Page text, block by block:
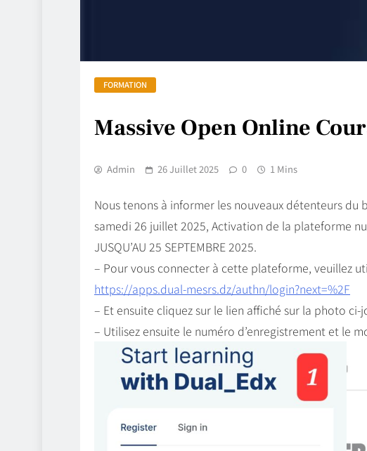
FORMATION
Massive Open Online
Admin 26 Juillet 2025 0 1 Mins
Nous tenons à informer les nouveaux détenteurs du
samedi 26 juillet 2025, Activation de la plateforme
JUSQU’AU 25 SEPTEMBRE 2025.
– Pour vous connecter à cette plateforme, veuillez
https://apps.dual-mesrs.dz/authn/login?next=%2F
– Et ensuite cliquez sur le lien affiché sur la photo ci-
– Utilisez ensuite le numéro d’enregistrement et le